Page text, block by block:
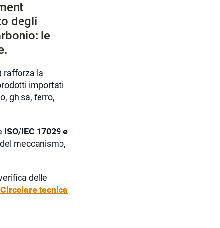
degli
le
rafforza la
importati
ghisa, ferro,
ISO/IEC 17029 e
meccanismo,
delle
Circolare tecnica